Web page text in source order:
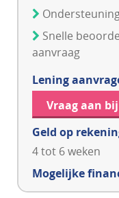
Snelle
aanvraag
Lening
Vraag aan
Geld op
4 tot 6 weken
Mogelijke